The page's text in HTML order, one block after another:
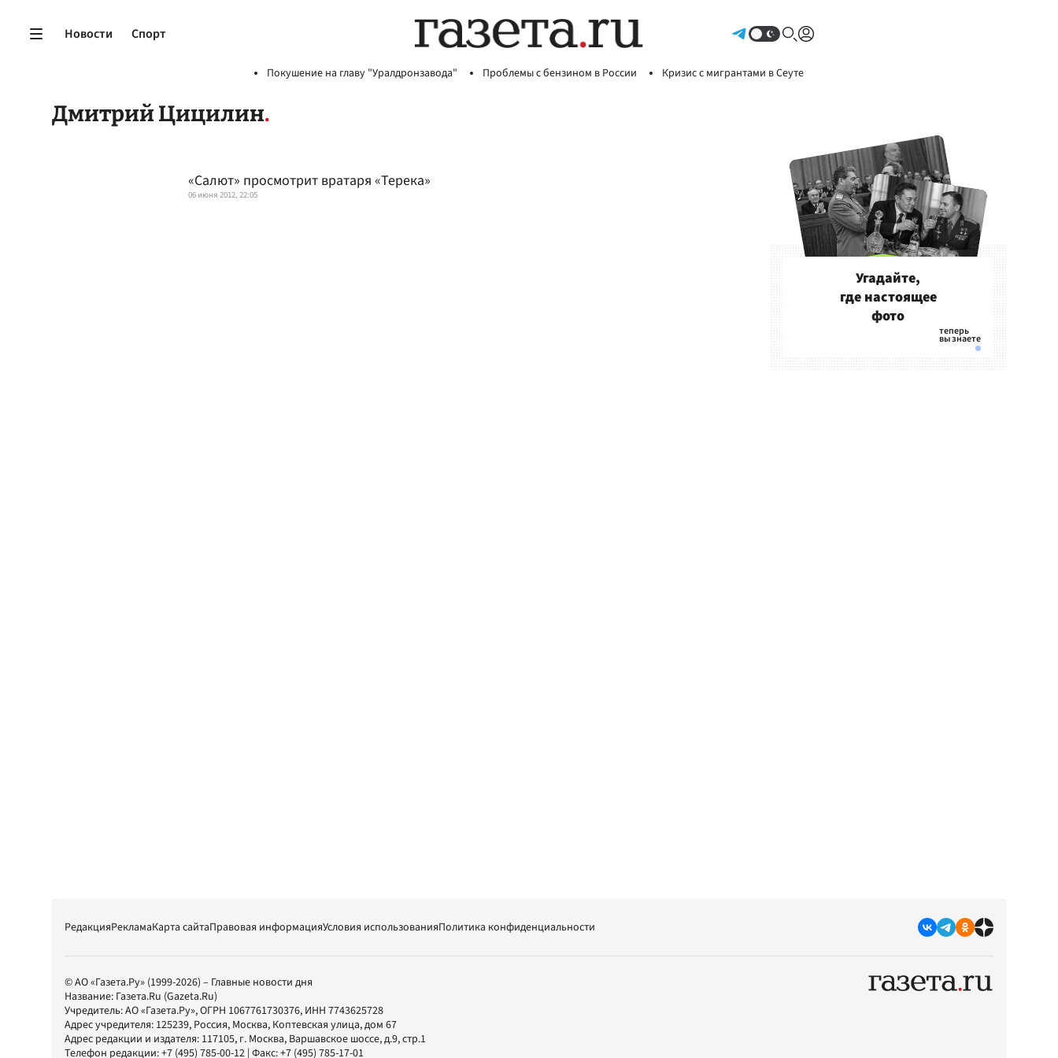
Новости Спорт
Покушение на главу "Уралдронзавода" Проблемы с бензином в России Кризис с мигрантами в Сеуте
Дмитрий Цицилин
«Салют» просмотрит вратаря «Терека»
06 июня 2012, 22:05
Угадайте,
где настоящее
фото
РедакцияРекламаКарта сайтаПравовая информацияУсловия использованияПолитика конфиденциальности
© АО «Газета.Ру» (1999-2026) – Главные новости дня
Название: Газета.Ru (Gazeta.Ru)
Учредитель:АО «Газета.Ру», ОГРН 1067761730376, ИНН 7743625728
Адрес учредителя: 125239, Россия, Москва, Коптевская улица, дом 67
Адрес редакции и издателя: 117105, г. Москва, Варшавское шоссе, д.9, стр.1
Телефон редакции:+7 (495) 785-00-12 | Факс:+7 (495) 785-17-01